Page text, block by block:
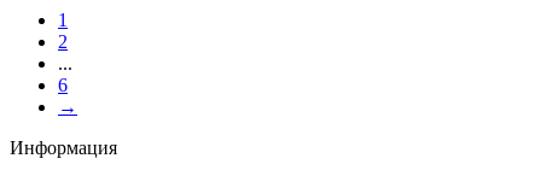
1
2
...
6
→
Информация